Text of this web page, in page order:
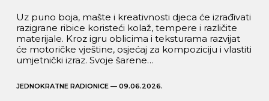
Uz puno boja, mašte i kreativnosti djeca će izrađivati
razigrane ribice koristeći kolaž, tempere i različite
materijale. Kroz igru oblicima i teksturama razvijat
će motoričke vještine, osjećaj za kompoziciju i vlastiti
umjetnički izraz. Svoje šarene…
JEDNOKRATNE RADIONICE — 09.06.2026.